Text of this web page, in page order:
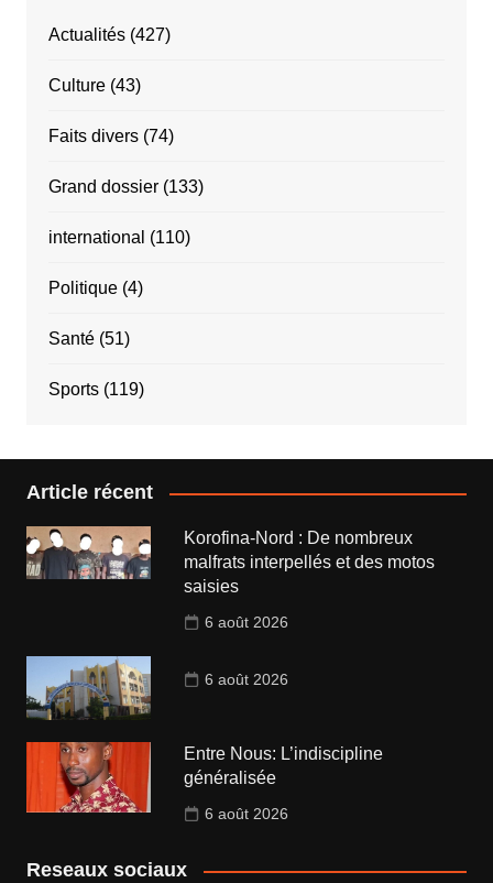
Actualités(427)
Culture(43)
Faits divers(74)
Grand dossier(133)
international (110)
Politique(4)
Santé(51)
Sports(119)
Article récent
Korofina-Nord : De nombreux
malfrats interpellés et des motos
saisies
6 août 2026
6 août 2026
Entre Nous: L’indiscipline
généralisée
6 août 2026
Reseaux sociaux